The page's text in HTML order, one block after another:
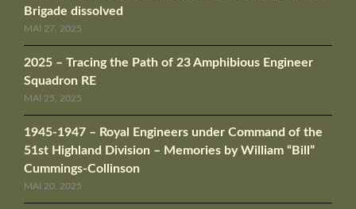
Brigade dissolved
MAI 27, 2025
2025 – Tracing the Path of 23 Amphibious Engineer
Squadron RE
MAI 25, 2025
1945-1947 – Royal Engineers under Command of the
51st Highland Division – Memories by William “Bill”
Cummings-Collinson
MAI 20, 2025